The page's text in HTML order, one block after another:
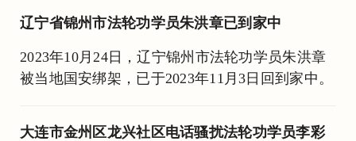
辽宁省锦州市法轮功学员朱洪章已到家中
2023年10月24日，辽宁锦州市法轮功学员朱洪章
被当地国安绑架，已于2023年11月3日回到家中。
大连市金州区龙兴社区电话骚扰法轮功学员李彩